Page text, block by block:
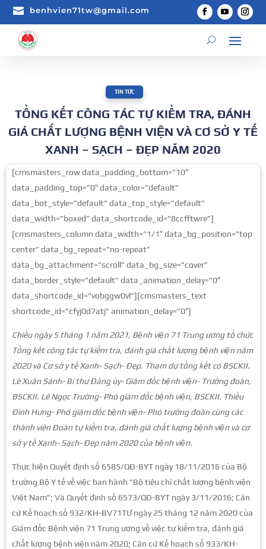
 benhvien71tw@gmail.com
TIN TỨC
TỔNG KẾT CÔNG TÁC TỰ KIỂM TRA, ĐÁNH
GIÁ CHẤT LƯỢNG BỆNH VIỆN VÀ CƠ SỞ Y TẾ
XANH – SẠCH – ĐẸP NĂM 2020
[cmsmasters_row data_padding_bottom=”10″
data_padding_top=”0″ data_color=”default”
data_bot_style=”default” data_top_style=”default”
data_width=”boxed” data_shortcode_id=”8ccfftwre”]
[cmsmasters_column data_width=”1/1″ data_bg_position=”top
center” data_bg_repeat=”no-repeat”
data_bg_attachment=”scroll” data_bg_size=”cover”
data_border_style=”default” data_animation_delay=”0″
data_shortcode_id=”vobggw0vl”][cmsmasters_text
shortcode_id=”cfyj0d7atj” animation_delay=”0″]
Chiều ngày 5 tháng 1 năm 2021, Bệnh viện 71 Trung ương tổ chức
Tổng kết công tác tự kiểm tra, đánh giá chất lượng bệnh viện năm
2020 và Cơ sở y tế Xanh- Sạch- Đẹp. Tham dự tổng kết có BSCKII.
Lê Xuân Sánh- Bí thư Đảng ủy- Giám đốc bệnh viện- Trưởng đoàn,
BSCKII. Lê Ngọc Trường- Phó giám đốc bệnh viện, BSCKII. Thiều
Đình Hưng- Phó giám đốc bệnh viện- Phó trưởng đoàn cùng các
thành viên Đoàn tự kiểm tra, đánh giá chất lượng bệnh viện và cơ
sở y tế Xanh- Sạch- Đẹp năm 2020 của bệnh viện.
Thực hiện Quyết định số 6585/QĐ-BYT ngày 18/11/2016 của Bộ
trưởng Bộ Y tế về việc ban hành ”Bộ tiêu chí chất lượng bệnh viện
Việt Nam”; Và Quyết định số 6573/QĐ-BYT ngày 3/11/2016; Căn
cứ Kế hoạch số 932/KH-BV71TƯ ngày 25 tháng 12 năm 2020 của
Giám đốc Bệnh viện 71 Trung ương về việc tự kiểm tra, đánh giá
chất lượng bệnh viện năm 2020; Căn cứ Kế hoạch số 933/KH-